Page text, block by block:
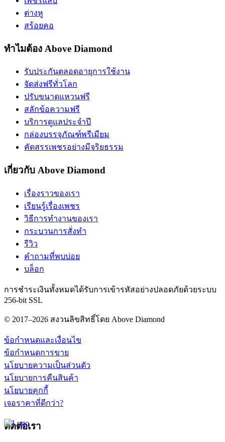
ต่างหู
สร้อยคอ
ทำไมต้อง Above Diamond
รับประกันตลอดอายุการใช้งาน
จัดส่งฟรีทั่วโลก
ปรับขนาดแหวนฟรี
สลักข้อความฟรี
บริการดูแลประจำปี
กล่องบรรจุภัณฑ์พรีเมียม
คัดสรรเพชรอย่างมีจริยธรรม
เกี่ยวกับ Above Diamond
เรื่องราวของเรา
เรียนรู้เรื่องเพชร
วิธีการทำงานของเรา
กระบวนการสั่งทำ
รีวิว
คำถามที่พบบ่อย
บล็อก
การชำระเงินทั้งหมดได้รับการเข้ารหัสอย่างปลอดภัยด้วยระบบ
256-bit SSL
© 2017–2026 สงวนลิขสิทธิ์โดย Above Diamond
ข้อกำหนดและเงื่อนไข
ข้อกำหนดการขาย
นโยบายความเป็นส่วนตัว
นโยบายการคืนสินค้า
นโยบายคุกกี้
เจอราคาที่ดีกว่า?
ติดต่อเรา